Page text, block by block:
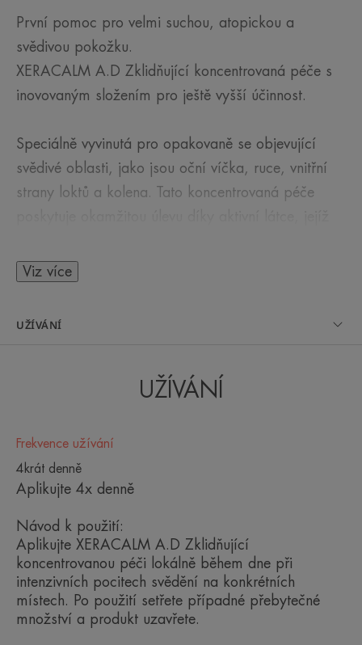
První pomoc pro velmi suchou, atopickou a
svědivou pokožku.
XERACALM A.D Zklidňující koncentrovaná péče s
inovovaným složením pro ještě vyšší účinnost.
Speciálně vyvinutá pro opakovaně se objevující
svědivé oblasti, jako jsou oční víčka, ruce, vnitřní
strany loktů a kolena. Tato koncentrovaná péče
poznatky v oblasti dermatologie, zaměřený na
okamžitě sedminásobně sníženo.*
XERACALM A.D Zklidňující koncentrovaná péče je
bez parfemace a balená sterilně. Spojuje
prokázanou účinnost a maximální toleranci i pro tu
potřeba, a může být používána samostatně nebo
jako doplněk v kombinaci s lokálními
kortikosteroidy. Vhodná od narození.
Viz více
UŽÍVÁNÍ
UŽÍVÁNÍ
Frekvence užívání
4krát denně
Aplikujte 4x denně
Návod k použití:
Aplikujte XERACALM A.D Zklidňující
koncentrovanou péči lokálně během dne při
intenzivních pocitech svědění na konkrétních
místech. Po použití setřete případné přebytečné
množství a produkt uzavřete.